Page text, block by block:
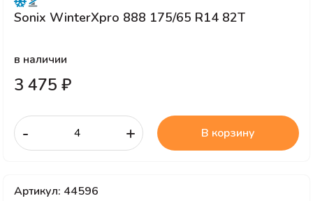
Sonix WinterXpro 888 175/65 R14 82T
в наличии
3 475 ₽
- + В корзину
Артикул: 44596